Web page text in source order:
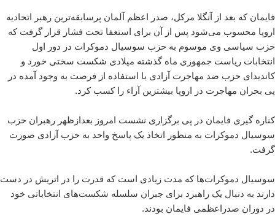
فایمان که بعد از آنگلا مرکل، صدر اعظم آلمان پرسابقه‌ترین رهبر اتحادیه
اروپا محسوب می‌شود پس از آن برای استعفا تحت فشار قرار گرفت که
حزب سیاسی وی موسوم به حزب سوسیال دموکرات در دور اول
انتخابات ریاست جمهوری ماه گذشته میلادی شکست سختی خورد و
کاندیدای حزب ضد مهاجرت آزادی با استفاده از فرصت به وجود آمده در
پی بحران مهاجرت در اروپا بیشترین آراء را کسب کرد.
کناره گیری فایمان در پی برگزاری نشست امروز بعدازظهر رهبران حزب
سوسیال دموکرات به منظور اتخاذ یک پاسخ واحد به حزب آزادی صورت
گرفت.
سوسیال دموکرات‌ها که مدت زیادی است که قدرت را در اتریش در دست
دارند به دنبال یک راهبرد برای جبران سلسله شکست‌های انتخاباتی خود
در دوران صدراعظمی فایمان بودند.